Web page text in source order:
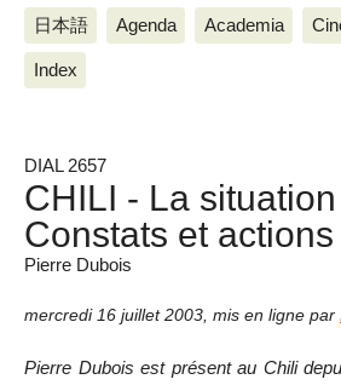
日本語 Agenda Academia
Index
DIAL 2657
CHILI - La
Constats et actions
Pierre Dubois
mercredi 16 juillet 2003 mis en ligne par
Pierre Dubois est présent au Chili